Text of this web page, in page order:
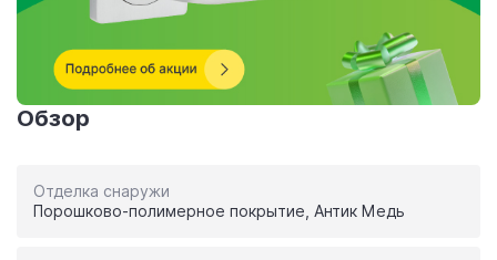
Обзор
Отделка снаружи
Порошково-полимерное покрытие, Антик Медь